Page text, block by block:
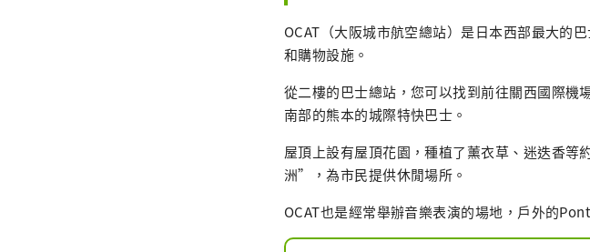
OCAT（大阪城市航空總站）是日本西部最大的
和購物設施。
從二樓的巴士總站，您可以找到前往關西國際機
南部的熊本的城際特快巴士。
屋頂上設有屋頂花園，種植了薰衣草、迷迭香
洲”，為市民提供休閒場所。
OCAT也是經常舉辦音樂表演的場地，戶外的